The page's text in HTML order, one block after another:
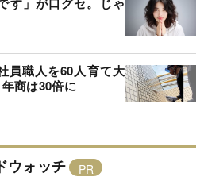
員職人を60人育て大
商は30倍に
ウォッチ